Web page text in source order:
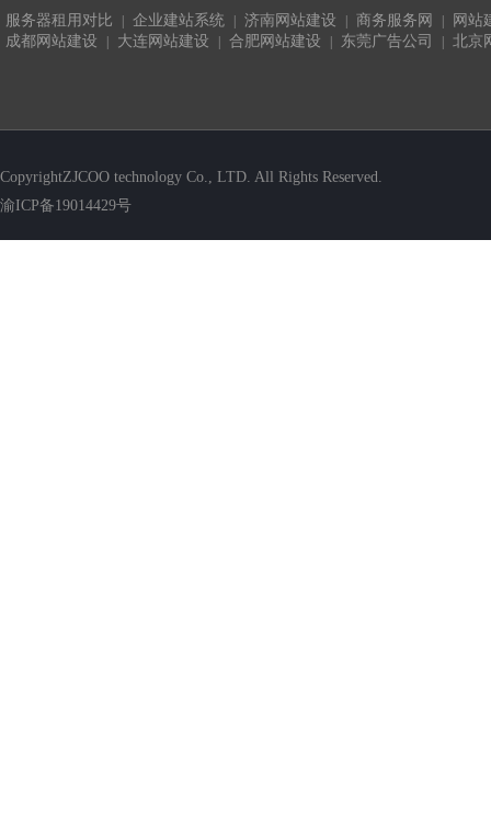
服务器租用对比 企业建站系统 济南网站建设 商务服务网
网站
成都网站建设
大连网站建设 合肥网站建设 东莞广告公司 北京
CopyrightZJCOO technology Co., LTD. All Rights Reserved.
渝ICP备19014429号